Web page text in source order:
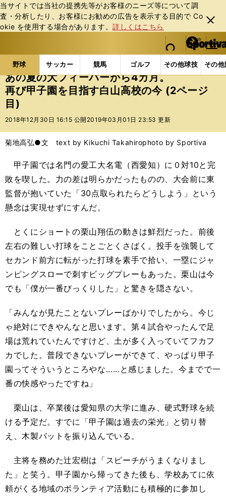
当サイトでは当社の提携先等がお客様のニーズ等について調
査・分析したり、お客様にお勧めの広告を表⽰する⽬的で Co
okie を使⽤する場合があります。詳しくはこちら
閉じ
る
web Sportiva (webスポルティーバ)
検索
マイペ
ー
ジ
メニュ
野球 サッカー 競馬 ゴルフ その他球技 その
b
ス
ポ
ル
テ
ー
バ
野球の記事一覧 高校野球他 あの夏の大フィーバー
あの夏の大フィーバーから4カ月。
再び甲子園を目指す白山高校の今 (2ページ
目)
2018年12月30日 16:15 公開 2019年03月01日 23:53 更新
菊地高弘●文 text by Kikuchi Takahirophoto by Sportiva
甲子園では名門の愛工大名電（西愛知）に０対10と完
敗を喫した。力の差は明らかだったものの、大会前に東
監督が抱いていた「30 点取られたらどうしよう」という
懸念は実現せずにすんだ。
とくにショートの栗山翔伍の動きは鮮烈だった。前後
左右の難しい打球をことごとくさばく。投手を強襲して
セカンド前方に転がった打球を素手で拾い、一塁にジャ
ンピングスローで刺すビッグプレーもあった。栗山は今
でも「僕が一番びっくりした」と驚きを隠さない。
「みんなが見たことないプレーばかりでしたから。今じ
ゃ絶対にできやんなと思います。第４試合やったんで足
場は荒れていたんですけど、土が多く入っていてフカフ
カでした。普段できないプレーができて、やっぱり甲子
園ってそういうところやな......と感じました。今までで一
番の快感やったですね」
栗山は、卒業後は愛知県の大学に進み、硬式野球を続
ける予定だ。すでに「甲子園は過去の栄光」と切り替
え、木製バットを振り込んでいる。
主将を務めた辻宏樹は「スピーチがうまくなりまし
た」と笑う。甲子園から帰ってきた後も、学校あてに依
頼がくる地域のボランティア活動にも積極的に参加し